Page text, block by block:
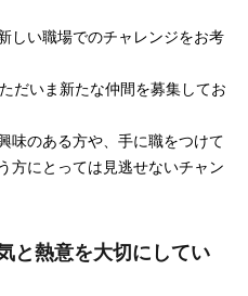
しい職場でのチャレンジをお考
だいま新たな仲間を募集してお
味のある方や、手に職をつけて
方にとっては見逃せないチャン
と熱意を大切にしてい